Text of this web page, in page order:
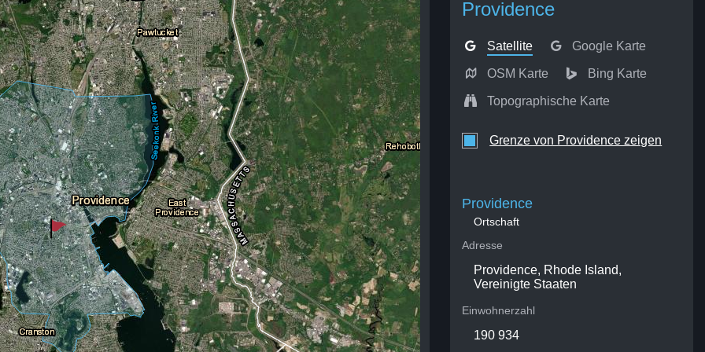
Providence
Satellite Google Karte
OSM Karte Bing Karte
Topographische Karte
Grenze von Providence zeigen
Providence
Ortschaft
Adresse
Providence, Rhode Island,
Vereinigte Staaten
Einwohnerzahl
190 934